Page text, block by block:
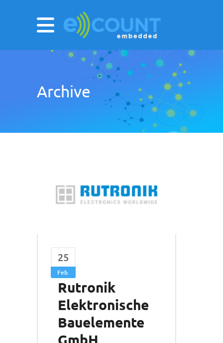
Archive
25
Feb.
Rutronik
Elektronische
Bauelemente
GmbH